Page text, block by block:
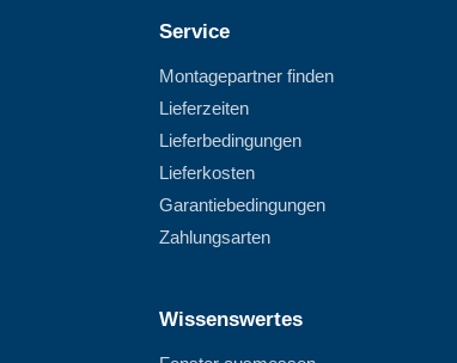
Service
Montagepartner finden
Lieferzeiten
Lieferbedingungen
Lieferkosten
Garantiebedingungen
Zahlungsarten
Wissenswertes